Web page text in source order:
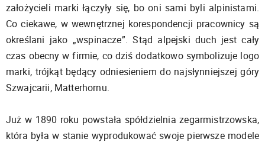
założycieli marki łączyły się, bo oni sami byli alpinistami.
Co ciekawe, w wewnętrznej korespondencji pracownicy są
określani jako „wspinacze”. Stąd alpejski duch jest cały
czas obecny w firmie, co dziś dodatkowo symbolizuje logo
marki, trójkąt będący odniesieniem do najsłynniejszej góry
Szwajcarii, Matterhornu.
Już w 1890 roku powstała spółdzielnia zegarmistrzowska,
która była w stanie wyprodukować swoje pierwsze modele